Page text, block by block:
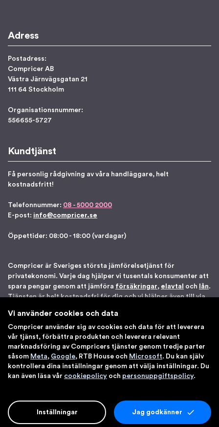
Adress
Postadress:
Compricer AB
Västra Järnvägsgatan 21
111 64 Stockholm
Organisationsnummer:
556655-5727
Kundtjänst
Få personlig rådgivning av våra handläggare, helt
kostnadsfritt!
Telefonnummer: 08 - 5000 2000
E-post: info@compricer.se
Öppettider: 08:00 - 18:00 (vardagar)
Compricer är Sveriges största jämförelsetjänst för
privatekonomi. Varje dag hjälper vi tusentals konsumenter att
spara pengar genom att jämföra försäkringar, elavtal och lån.
Tjänsten är helt kostnadsfri för dig och vi hjälper även till via
försäkringsdistributör hos Bolagsverket samt står under
Finansinspektionens tillsyn. Åtta gånger har vi blivit utsedda
till en av Sveriges 100 bästa sajter av IDG. Du kan känna dig
trygg med att använda våra tjänster.
Vi använder cookies och data
Compricer använder sig av cookies och data för att leverera
vår tjänst, förbättra produkten och leverera relevant
marknadsföring av Compricers tjänster genom tredje parter
såsom Meta, Google, RTB House och Microsoft. Du kan själv
kontrollera dina inställningar genom att välja inställningar. Du
kan även läsa vår cookiepolicy och personuppgiftspolicy.
Jag godkänner
Inställningar